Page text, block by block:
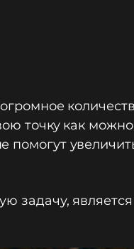
точку как